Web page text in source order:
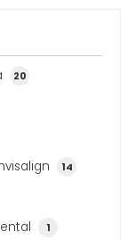
20
14
1
tratamiento.